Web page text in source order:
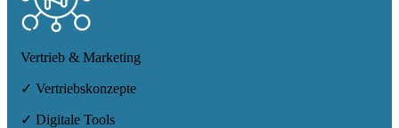
Vertrieb & Marketing
✓ Vertriebskonzepte
✓ Digitale Tools